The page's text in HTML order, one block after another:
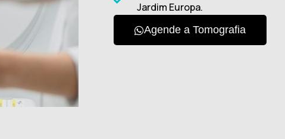
Jardim Europa.
Agende a Tomografia